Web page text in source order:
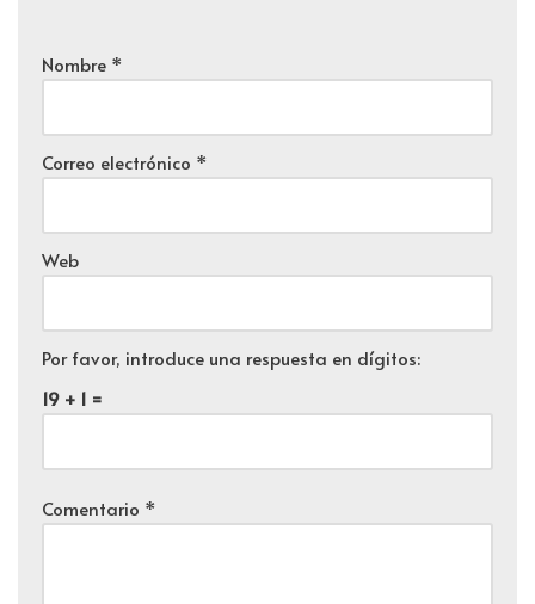
Nombre *
Correo electrónico *
Web
Por favor, introduce una respuesta en dígitos:
19 + 1 =
Comentario *